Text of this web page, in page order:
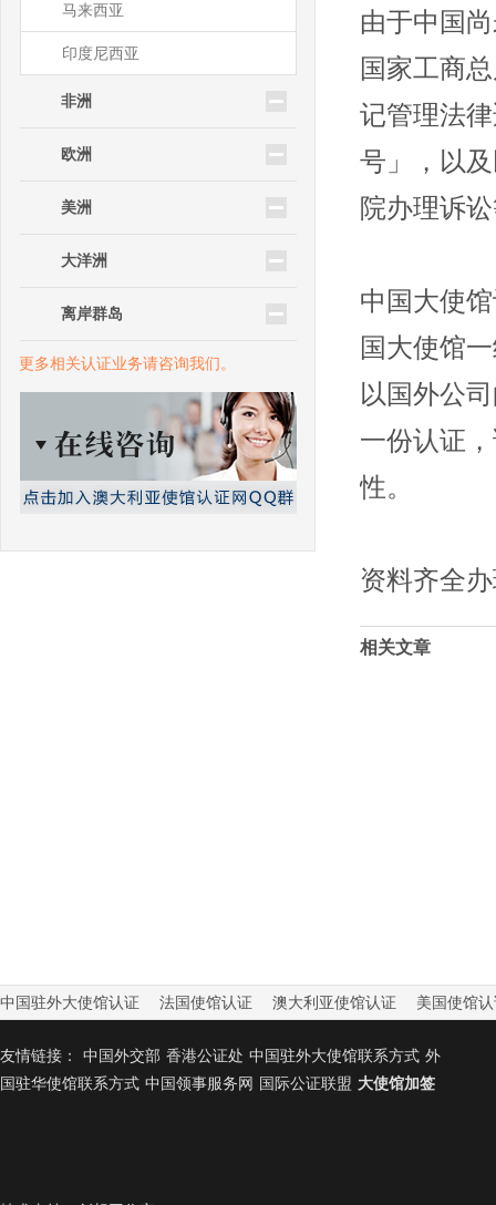
马来西亚
印度尼西亚
非洲
欧洲
美洲
大洋洲
离岸群岛
更多相关认证业务请咨询我们。
由于中国
国家工商
记管理法
号」，以
院办理诉
中国大使
国大使馆
以国外公
一份认证
性。
资料齐全
相关文章
中国驻外大使馆认证 法国使馆认证 澳大利亚使馆认证 美国使馆
友情链接： 中国外交部 香港公证处 中国驻外大使馆联系方式 外
国驻华使馆联系方式 中国领事服务网 国际公证联盟 大使馆加签